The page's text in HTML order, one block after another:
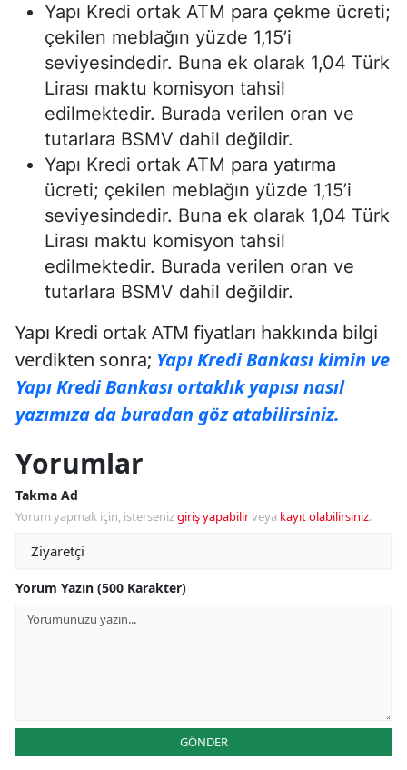
Yapı Kredi ortak ATM para çekme ücreti;
çekilen meblağın yüzde 1,15’i
seviyesindedir. Buna ek olarak 1,04 Türk
Lirası maktu komisyon tahsil
edilmektedir. Burada verilen oran ve
tutarlara BSMV dahil değildir.
Yapı Kredi ortak ATM para yatırma
ücreti; çekilen meblağın yüzde 1,15’i
seviyesindedir. Buna ek olarak 1,04 Türk
Lirası maktu komisyon tahsil
edilmektedir. Burada verilen oran ve
tutarlara BSMV dahil değildir.
Yapı Kredi ortak ATM fiyatları hakkında bilgi
verdikten sonra; Yapı Kredi Bankası kimin ve
Yapı Kredi Bankası ortaklık yapısı nasıl
yazımıza da buradan göz atabilirsiniz.
Yorumlar
Takma Ad
Yorum yapmak için, istersenizgiriş yapabilirveya kayıt olabilirsiniz.
Yorum Yazın (500 Karakter)
GÖNDER